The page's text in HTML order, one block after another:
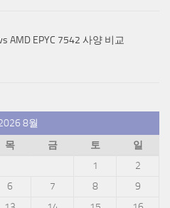
AMD EPYC 7542 사양 비교
8월
목 금 토
일
1
2
6 7 8
9